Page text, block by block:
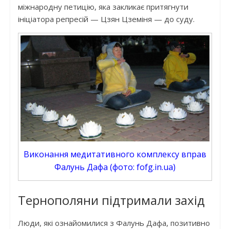
міжнародну петицію, яка закликає притягнути
ініціатора репресій — Цзян Цземіня — до суду.
Виконання медитативного комплексу вправ
Фалунь Дафа (фото: fofg.in.ua)
Тернополяни підтримали захід
Люди, які ознайомилися з Фалунь Дафа, позитивно